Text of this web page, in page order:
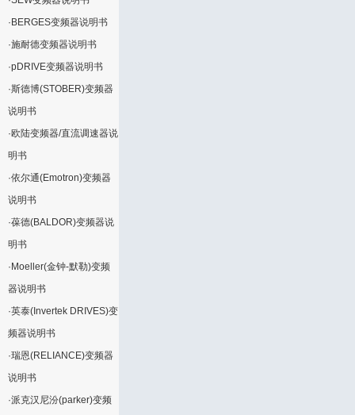
· BERGES变频器说明书
·施耐德变频器说明书
·pDRIVE变频器说明书
·斯德博(STOBER)变频器
说明书
·欧陆变频器/直流调速器说
明书
·依尔通(Emotron)变频器
说明书
·葆德(BALDOR)变频器说
明书
· Moeller(金钟-默勒)变频
器说明书
·英泰(Invertek DRIVES)变
频器说明书
·瑞恩(RELIANCE)变频器
说明书
·派克汉尼汾(parker)变频